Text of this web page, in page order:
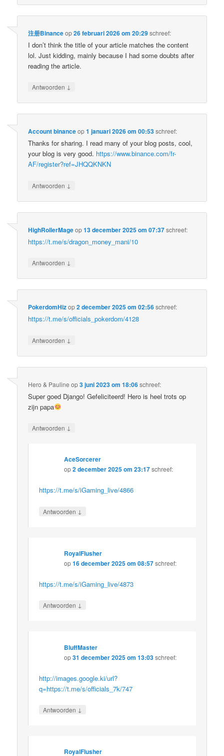
注册Binanceop26 februari 2026 om 20:29schreef:
I don’t think the title of your article matches the content
lol. Just kidding, mainly because I had some doubts after
reading the article.
Antwoorden ↓
Account binanceop1 januari 2026 om 00:53schreef:
Thanks for sharing. I read many of your blog posts, cool,
your blog is very good. https://www.binance.com/fr-
AF/register?ref=JHQQKNKN
Antwoorden ↓
HighRollerMageop13 december 2025 om 07:37schreef:
https://t.me/s/dragon_money_mani/10
Antwoorden ↓
PokerdomHizop2 december 2025 om 02:56schreef:
https://t.me/s/officials_pokerdom/4128
Antwoorden ↓
Hero & Pauline op3 juni 2023 om 18:06schreef:
Super goed Django! Gefeliciteerd! Hero is heel trots op
zijn papa
Antwoorden ↓
AceSorcerer
op2 december 2025 om 23:17schreef:
https://t.me/s/iGaming_live/4866
Antwoorden ↓
RoyalFlusher
op16 december 2025 om 08:57schreef:
https://t.me/s/iGaming_live/4873
Antwoorden ↓
BluffMaster
op31 december 2025 om 13:03schreef:
http://images.google.ki/url?
q=https://t.me/s/officials_7k/747
Antwoorden ↓
RoyalFlusher